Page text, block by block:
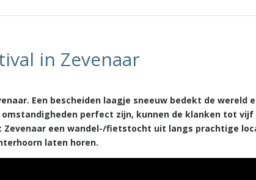
in Zevenaar
Een bescheiden laagje sneeuw bedekt de wereld
perfect zijn, kunnen de klanken tot
Zevenaar een wandel-/fietstocht uit langs prachtige
laten horen.